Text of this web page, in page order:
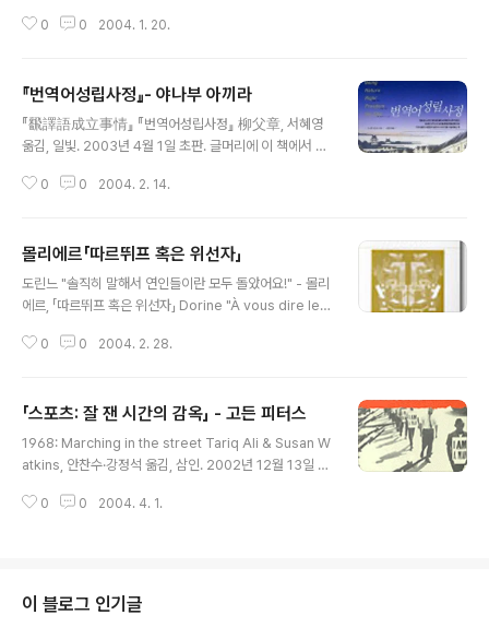
사. 2002년 12월 10일 초판, 2003년 2월 20일 2쇄. 일
말이 어떻게 해서 복합명사화하게 되었는지, 그것을 이해
하지 못할 바는 아니다. 그러나 일본인들이 쓰는 영어회화
라는 표현은 그것이 영어로 대화를 나눈다는 것 이상의 의
긴다는 것 또한 사실이다. "영어로 말하는 법을 배우고 싶
0 0 2004. 1. 20.
『번역어성립사정』- 야나부 아끼라
『飜譯語成立事情』 『번역어성립사정』 柳父章, 서혜영
옮김, 일빛. 2003년 4월 1일 초판. 글머리에 이 책에서 다
용어이면서, 중학교와 고등학교 교과서나 신문지면 등에도
은 보통 사용하지 않는다. 상당히 교육 정도가 높은 사람의
가정이라 하더라도 그럴 것이다. 만약 편안한 자리에서 누
군가가 이러한 말을 입에 올린다면, 주위 사람들이 얼른 자
은 사용되는 장소가 한정돼 있어서, 일상 생활의 장에서가
0 0 2004. 2. 14.
몰리에르「따르뛰프 혹은 위선자」
도린느 "솔직히 말해서 연인들이란 모두 돌았어요!" - 몰리
에르, 「따르뛰프 혹은 위선자」 Dorine "À vous dire le v
tuffe ou L'Imposteur 명언이다, 한 치의 오차도 없이 맞
0 0 2004. 2. 28.
「스포츠: 잘 잰 시간의 감옥」 - 고든 피터스
1968: Marching in the street Tariq Ali & Susan W
atkins, 안찬수·강정석 옮김, 삼인. 2002년 12월 13일 초
보타주 스포츠는 비정치적 활동이라는 관념만큼 비판을 받
이유로는 적어도 네 가지가 있다. 1. 스포츠는 '경쟁심'을 고
취한다. 2. 오늘날 대회가 개최될 때 스포츠는 민족주의의
0 0 2004. 4. 1.
이 블로그 인기글